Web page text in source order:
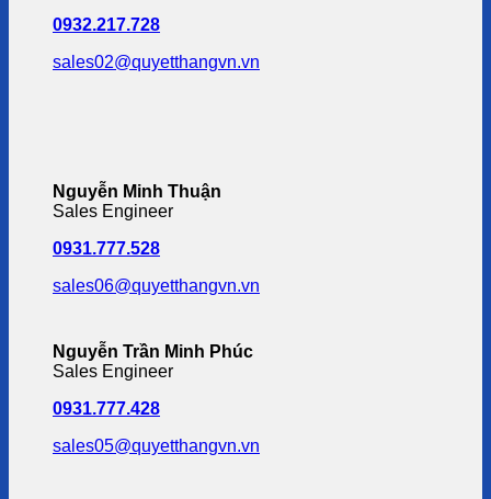
0932.217.728
sales02@quyetthangvn.vn
Nguyễn Minh Thuận
Sales Engineer
0931.777.528
sales06@quyetthangvn.vn
Nguyễn Trần Minh Phúc
Sales Engineer
0931.777.428
sales05@quyetthangvn.vn